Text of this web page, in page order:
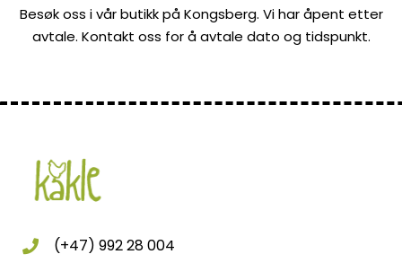
Besøk oss i vår butikk på Kongsberg. Vi har åpent etter
avtale. Kontakt oss for å avtale dato og tidspunkt.
(+47) 992 28 004